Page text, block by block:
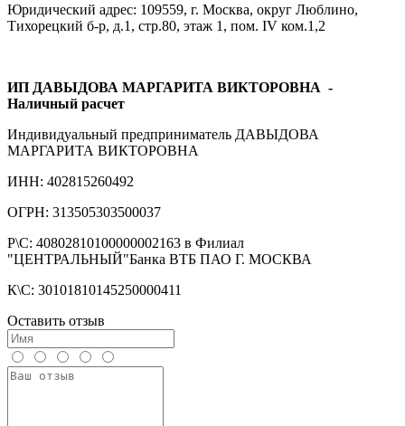
Юридический адрес: 109559, г. Москва, округ Люблино,
Тихорецкий б-р, д.1, стр.80, этаж 1, пом. IV ком.1,2
ИП ДАВЫДОВА МАРГАРИТА ВИКТОРОВНА -
Наличный расчет
Индивидуальный предприниматель ДАВЫДОВА
МАРГАРИТА ВИКТОРОВНА
ИНН: 402815260492
ОГРН: 313505303500037
Р\С: 40802810100000002163 в Филиал
"ЦЕНТРАЛЬНЫЙ"Банка ВТБ ПАО Г. МОСКВА
К\С: 30101810145250000411
Оставить отзыв